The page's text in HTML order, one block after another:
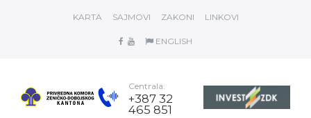
KARTA SAJMOVI ZAKONI LINKOVI
ENGLISH
Centrala:
+387 32
465 851